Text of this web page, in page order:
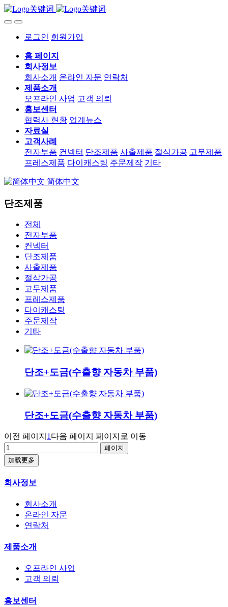
로그인 회원가입
홈 페이지
회사정보
회사소개 온라인 자문 연락처
제품소개
오프라인 사업 고객 의뢰
홍보센터
협력사 현황 업계뉴스
자료실
고객사례
전자부품 컨넥터 단조제품 사출제품 절삭가공 고무제품
프레스제품 다이캐스팅 주문제작 기타
简体中文
단조제품
전체
전자부품
컨넥터
단조제품
사출제품
절삭가공
고무제품
프레스제품
다이캐스팅
주문제작
기타
단조+도금(수출향 자동차 부품)
단조+도금(수출향 자동차 부품)
이전 페이지 1 다음 페이지 페이지로 이동
加载更多
회사정보
회사소개
온라인 자문
연락처
제품소개
오프라인 사업
고객 의뢰
홍보센터